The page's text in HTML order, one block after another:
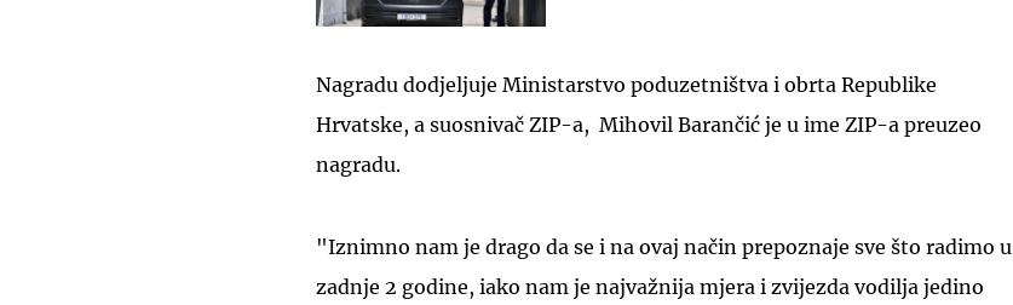
Nagradu dodjeljuje Ministarstvo poduzetništva i obrta Republike
Hrvatske, a suosnivač ZIP-a, Mihovil Barančić je u ime ZIP-a preuzeo
nagradu.
"Iznimno nam je drago da se i na ovaj način prepoznaje sve što radimo u
zadnje 2 godine, iako nam je najvažnija mjera i zvijezda vodilja jedino